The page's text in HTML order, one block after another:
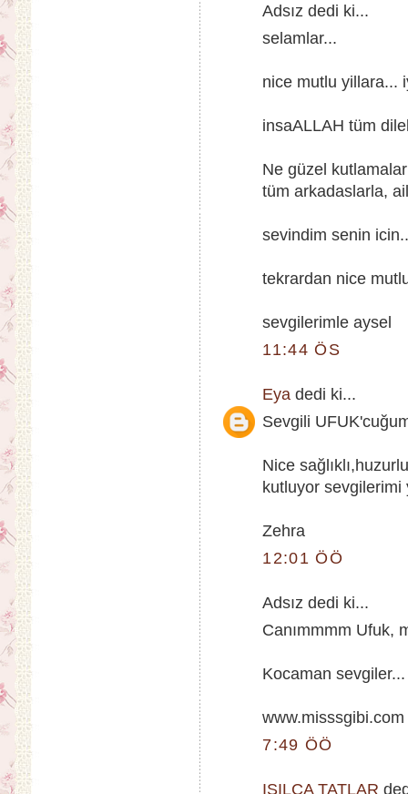
Adsız dedi ki...
selamlar...
nice mutlu yillara...
insaALLAH tüm
Ne güzel
tüm arkadaslarla,
sevindim senin
tekrardan nice
sevgilerimle aysel
11:44 ÖS
Eya dedi ki...
Sevgili
Nice
kutluyor sevgilerimi
Zehra
12:01 ÖÖ
Adsız dedi ki...
Canımmmm Ufuk,
Kocaman sevgiler...
www.misssgibi.com
7:49 ÖÖ
IŞILCA TATLAR